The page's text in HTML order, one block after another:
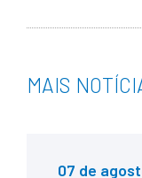
MAIS
07 de